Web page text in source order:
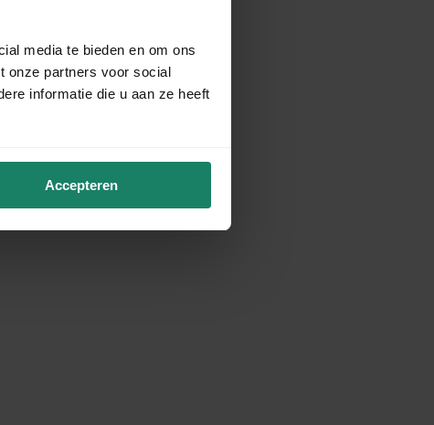
media te bieden en om ons
onze partners voor social
informatie die u aan ze heeft
Accepteren